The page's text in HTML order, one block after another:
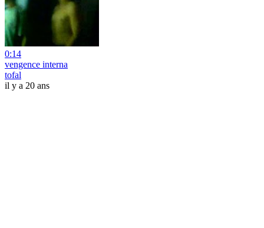
0:14
vengence interna
tofal
il y a 20 ans